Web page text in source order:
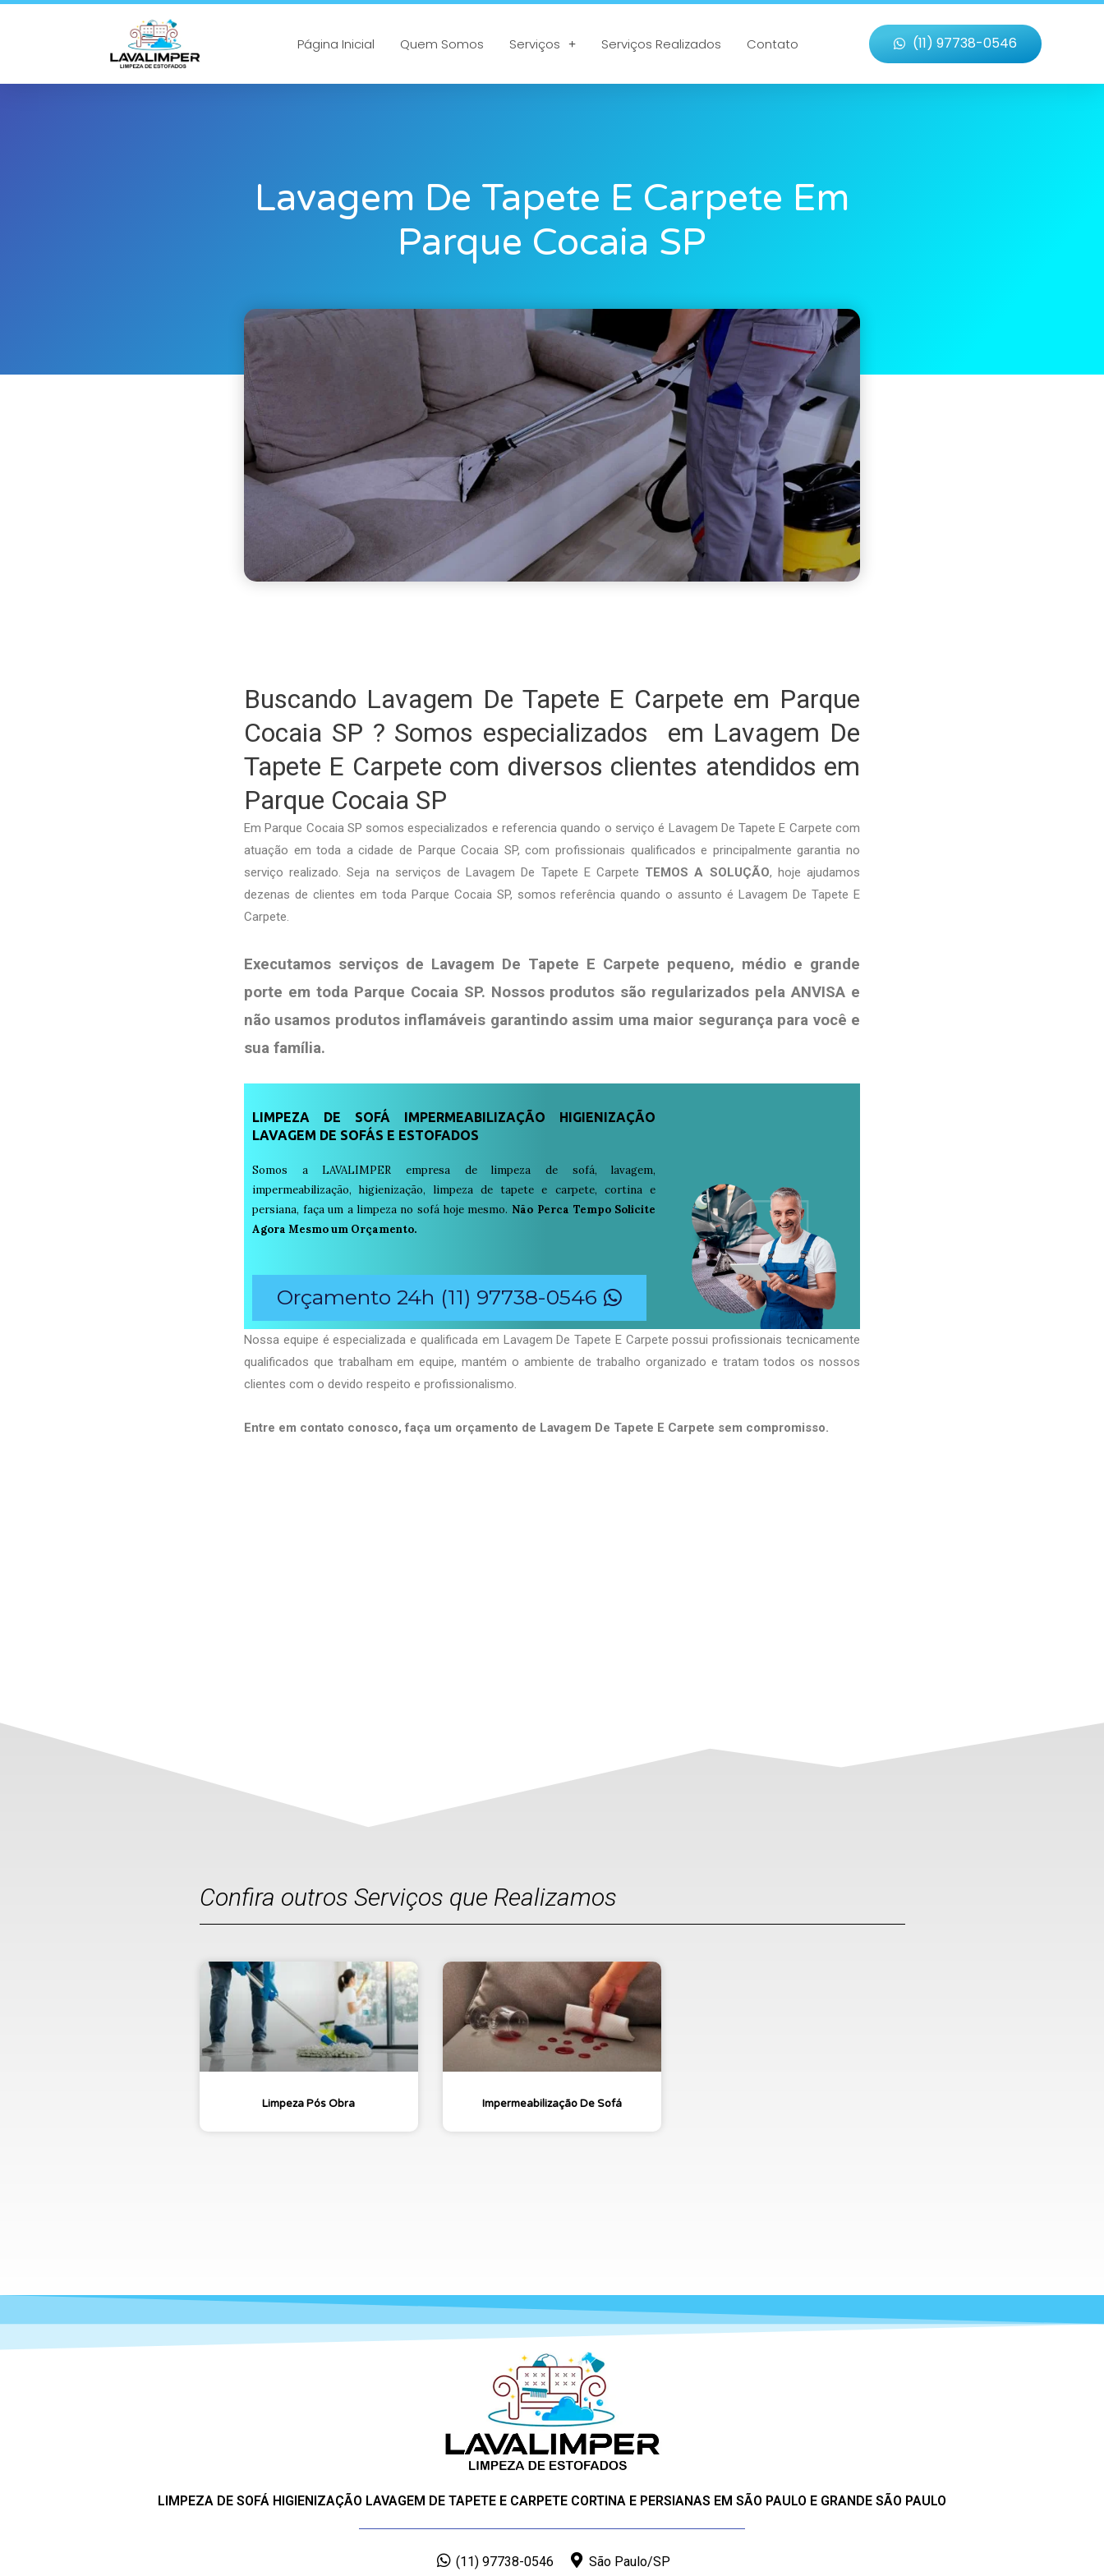
Página Inicial Quem Somos Serviços Serviços Realizados Contato (11) 97738-0546
Lavagem De Tapete E Carpete Em
Parque Cocaia SP
Buscando Lavagem De Tapete E Carpete em Parque
Cocaia SP ? Somos especializados em Lavagem De
Tapete E Carpete com diversos clientes atendidos em
Parque Cocaia SP
Em Parque Cocaia SP somos especializados e referencia quando o serviço é Lavagem De Tapete E Carpete com
atuação em toda a cidade de Parque Cocaia SP, com profissionais qualificados e principalmente garantia no
serviço realizado. Seja na serviços de Lavagem De Tapete E Carpete TEMOS A SOLUÇÃO, hoje ajudamos
dezenas de clientes em toda Parque Cocaia SP, somos referência quando o assunto é Lavagem De Tapete E
Carpete.
Executamos serviços de Lavagem De Tapete E Carpete pequeno, médio e grande
porte em toda Parque Cocaia SP. Nossos produtos são regularizados pela ANVISA e
não usamos produtos inflamáveis garantindo assim uma maior segurança para você e
sua família.
LIMPEZA DE SOFÁ IMPERMEABILIZAÇÃO HIGIENIZAÇÃO
LAVAGEM DE SOFÁS E ESTOFADOS
Somos a LAVALIMPER empresa de limpeza de sofá, lavagem,
impermeabilização, higienização, limpeza de tapete e carpete, cortina e
persiana, faça um a limpeza no sofá hoje mesmo. Não Perca Tempo Solicite
Agora Mesmo um Orçamento.
Orçamento 24h (11) 97738-0546
Nossa equipe é especializada e qualificada em Lavagem De Tapete E Carpete possui profissionais tecnicamente
qualificados que trabalham em equipe, mantém o ambiente de trabalho organizado e tratam todos os nossos
clientes com o devido respeito e profissionalismo.
Entre em contato conosco, faça um orçamento de Lavagem De Tapete E Carpete sem compromisso.
Confira outros Serviços que Realizamos
Limpeza Pós Obra Impermeabilização De Sofá
LIMPEZA DE SOFÁ HIGIENIZAÇÃO LAVAGEM DE TAPETE E CARPETE CORTINA E PERSIANAS EM SÃO PAULO E GRANDE SÃO PAULO
(11) 97738-0546 São Paulo/SP